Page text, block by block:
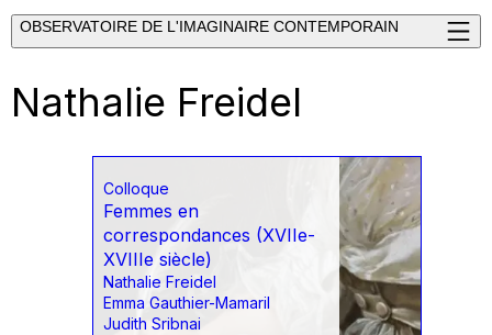
OBSERVATOIRE DE L'IMAGINAIRE CONTEMPORAIN
Nathalie Freidel
Colloque
Femmes en
correspondances (XVIIe-
XVIIIe siècle)
Nathalie Freidel
Emma Gauthier-Mamaril
Judith Sribnai